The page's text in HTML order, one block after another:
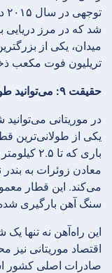
شد که در مرز دریایی
تریلیون فوت مکعب
حقیقت ۹: می‌توانید طولانی‌ترین قطار را در موریتانی ببینید
در موریتانی
یکی از طولانی‌ترین
معادن زوئرات به
سنگ آهن بارگیری شده و می‌تواند تا
این راه‌آهن نه تنها
اقتصاد موریتانی
صادرات اصلی کشور